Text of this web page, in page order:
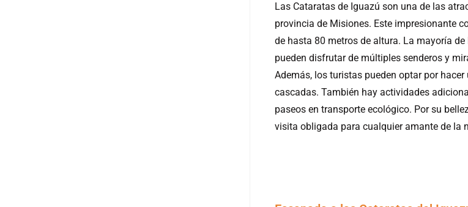
Las Cataratas de Iguazú son una de las
provincia de Misiones. Este impresionante
de hasta 80 metros de altura. La mayoría
pueden disfrutar de múltiples senderos y
Además, los turistas pueden optar por
cascadas. También hay actividades
paseos en transporte ecológico. Por su
visita obligada para cualquier amante de la